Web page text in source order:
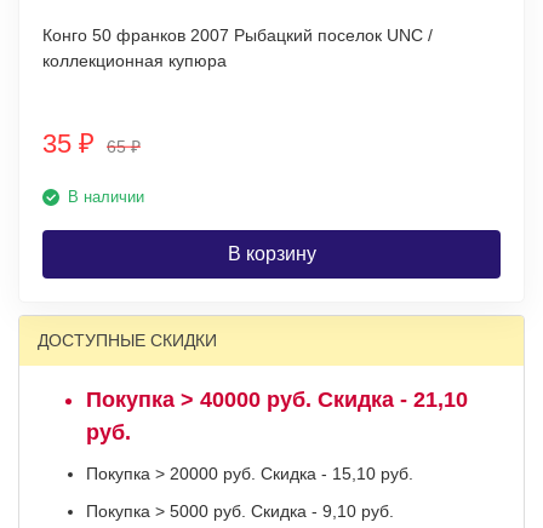
Конго 50 франков 2007 Рыбацкий поселок UNC /
коллекционная купюра
35 ₽ 65₽
В наличии
В корзину
ДОСТУПНЫЕ СКИДКИ
Покупка > 40000 руб. Скидка - 21,10
руб.
Покупка > 20000 руб. Скидка - 15,10 руб.
Покупка > 5000 руб. Скидка - 9,10 руб.